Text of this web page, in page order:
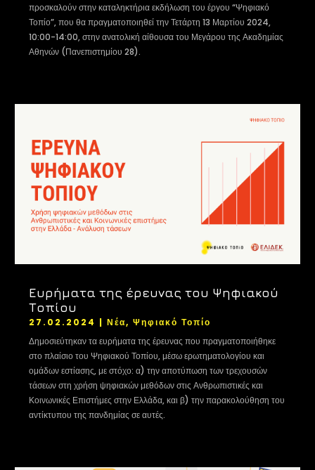
προσκαλούν στην καταληκτήρια εκδήλωση του έργου “Ψηφιακό
Τοπίο”, που θα πραγματοποιηθεί την Τετάρτη 13 Μαρτίου 2024,
10:00-14:00, στην ανατολική αίθουσα του Μεγάρου της Ακαδημίας
Αθηνών (Πανεπιστημίου 28).
Ευρήματα της έρευνας του Ψηφιακού
Τοπίου
27.02.2024 |Νέα,Ψηφιακό Τοπίο
Δημοσιεύτηκαν τα ευρήματα της έρευνας που πραγματοποιήθηκε
στο πλαίσιο του Ψηφιακού Τοπίου, μέσω ερωτηματολογίου και
ομάδων εστίασης, με στόχο: α) την αποτύπωση των τρεχουσών
τάσεων στη χρήση ψηφιακών μεθόδων στις Ανθρωπιστικές και
Κοινωνικές Επιστήμες στην Ελλάδα, και β) την παρακολούθηση του
αντίκτυπου της πανδημίας σε αυτές.